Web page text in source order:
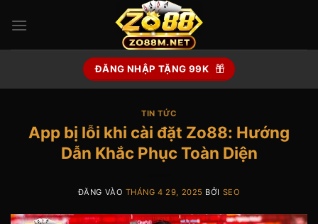
qua
ĐĂNG NHẬP TẶNG 99K
TIN TỨC
App bị lỗi khi cài đặt Zo88: Hướng
Dẫn Khắc Phục Toàn Diện
ĐĂNG VÀO THÁNG 4 29, 2025 BỞI SEO